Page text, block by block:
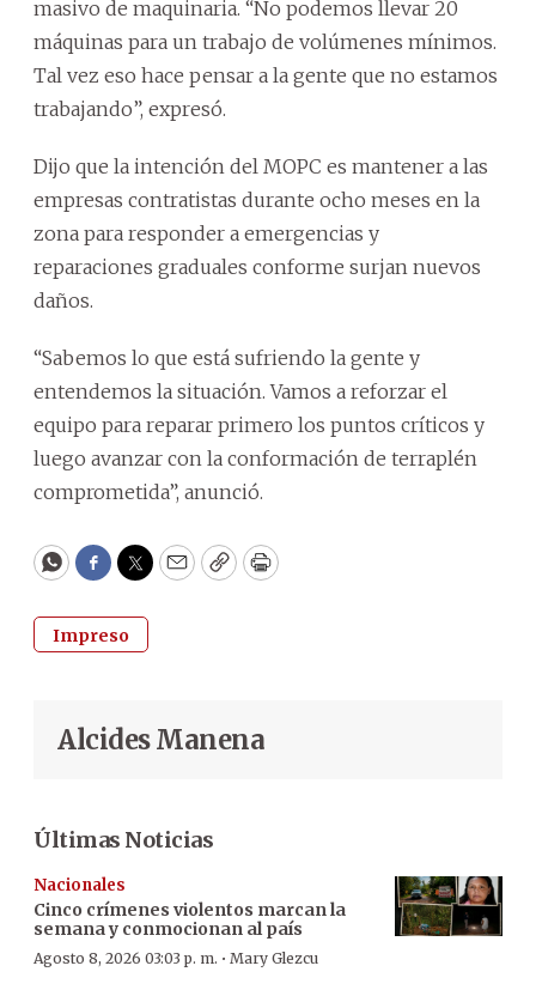
masivo de maquinaria. “No podemos llevar 20
máquinas para un trabajo de volúmenes mínimos.
Tal vez eso hace pensar a la gente que no estamos
trabajando”, expresó.
Dijo que la intención del MOPC es mantener a las
empresas contratistas durante ocho meses en la
zona para responder a emergencias y
reparaciones graduales conforme surjan nuevos
daños.
“Sabemos lo que está sufriendo la gente y
entendemos la situación. Vamos a reforzar el
equipo para reparar primero los puntos críticos y
luego avanzar con la conformación de terraplén
comprometida”, anunció.
WhatsApp
Facebook
Twitter
EmailCopyPrint
Impreso
Alcides Manena
Últimas Noticias
Nacionales
Cinco crímenes violentos marcan la
semana y conmocionan al país
Agosto 8, 2026 03:03 p. m. · Mary Glezcu